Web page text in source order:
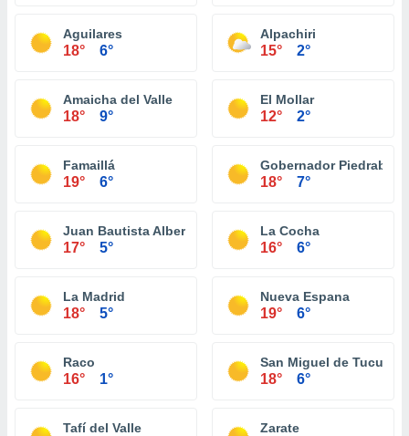
Aguilares
18° 6°
Alpachiri
15° 2°
Amaicha del Valle
18° 9°
El Mollar
12° 2°
Famaillá
19° 6°
Gobernador
18° 7°
Juan Bautista Alberdi
17° 5°
La Cocha
16° 6°
La Madrid
18° 5°
Nueva Espana
19° 6°
Raco
16° 1°
San Miguel de Tucumán
18° 6°
Tafí del Valle Zarate